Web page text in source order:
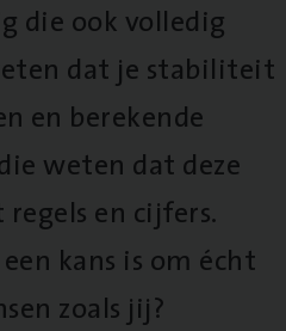
die ook volledig
dat je stabiliteit
en berekende
weten dat deze
en cijfers.
kans is om écht
zoals jij?